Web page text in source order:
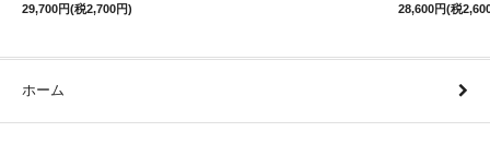
29,700円(税2,700円)
28,600円(税
ホーム